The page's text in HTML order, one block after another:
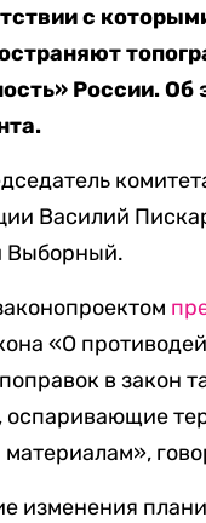
с
России. Об
Василий
Выборный.
«О
в закон
изменения